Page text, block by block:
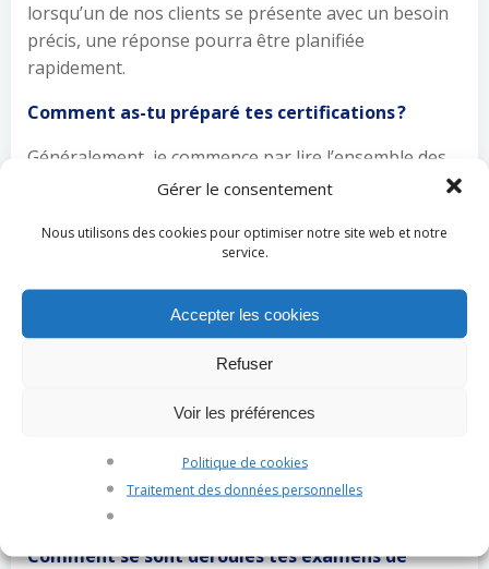
Gérer le consentement
Nous utilisons des cookies pour optimiser notre site web et notre
service.
Accepter les cookies
Refuser
Voir les préférences
Politique de cookies
Traitement des données personnelles
lorsqu’un de nos clients se présente avec un besoin
précis, une réponse pourra être planifiée
rapidement.
Comment as-tu préparé tes certifications ?
Généralement, je commence par lire l’ensemble des
documents concernant la certification, ils sont
essentiel de bien les comprendre et de bien les
préparation réside dans la lecture du ou des
ouvrages associés, complétés par des travaux
de formation IFORM. Enfin, je consulte des banques
de question sur des sujets ayant déjà été posés à des
examens par le passé. Il n’y a bien sûr aucune
garantie sur le fait d’avoir les mêmes questions le
jour de l’examen, mais cette consultation me sert
d’entraînement pour toujours mieux me préparer.
Comment se sont déroulés tes examens de